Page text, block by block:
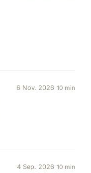
6 Nov. 2026 10 min
4 Sep. 2026 10 min